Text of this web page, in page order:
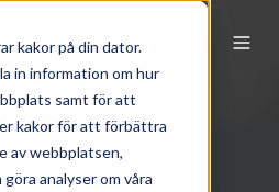
kakor på din dator.
in information om hur
samt för att
kakor för att förbättra
av webbplatsen,
analyser om våra